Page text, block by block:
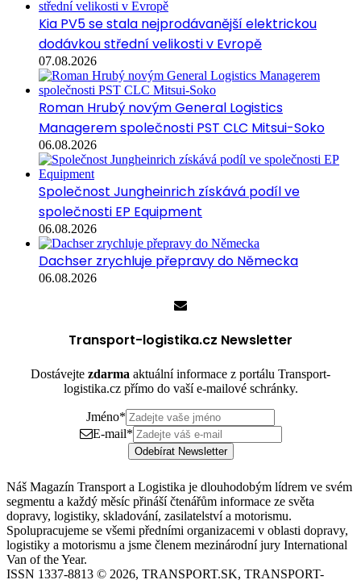
Kia PV5 se stala nejprodávanější elektrickou
dodávkou střední velikosti v Evropě
07.08.2026
Roman Hrubý novým General Logistics
Managerem společnosti PST CLC Mitsui-Soko
06.08.2026
Společnost Jungheinrich získává podíl ve
společnosti EP Equipment
06.08.2026
Dachser zrychluje přepravy do Německa
06.08.2026
Transport-logistika.cz Newsletter
Dostávejte zdarma aktuální informace z portálu Transport-
logistika.cz přímo do vaší e-mailové schránky.
Jméno*
E-mail*
Odebírat Newsletter
Náš Magazín Transport a Logistika je dlouhodobým lídrem ve svém
segmentu a každý měsíc přináší čtenářům informace ze světa
dopravy, logistiky, skladování, zasilatelství a motorismu.
Spolupracujeme se všemi předními organizacemi v oblasti dopravy,
logistiky a motorismu a jsme členem mezinárodní jury International
Van of the Year.
ISSN 1337-8813 © 2026, TRANSPORT.SK, TRANSPORT-